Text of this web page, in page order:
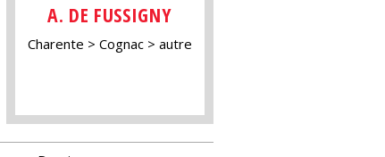
A. DE FUSSIGNY
Charente Cognac autre